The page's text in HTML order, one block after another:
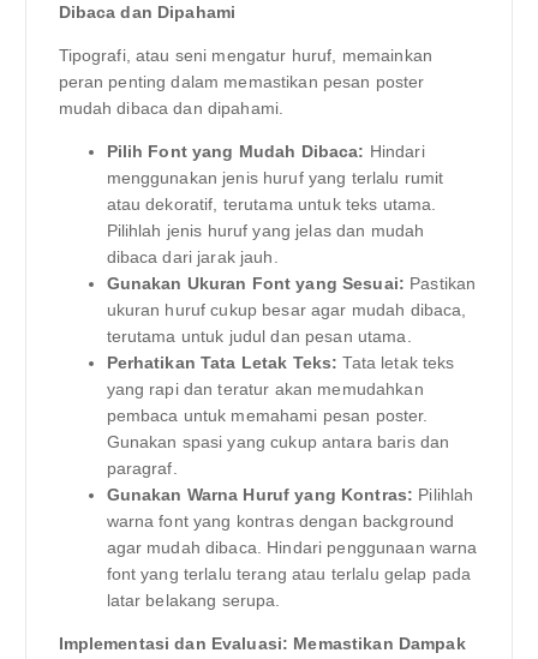
Dibaca dan Dipahami
Tipografi, atau seni mengatur huruf, memainkan
peran penting dalam memastikan pesan poster
mudah dibaca dan dipahami.
Pilih Font yang Mudah Dibaca: Hindari
menggunakan jenis huruf yang terlalu rumit
atau dekoratif, terutama untuk teks utama.
Pilihlah jenis huruf yang jelas dan mudah
dibaca dari jarak jauh.
Gunakan Ukuran Font yang Sesuai: Pastikan
ukuran huruf cukup besar agar mudah dibaca,
terutama untuk judul dan pesan utama.
Perhatikan Tata Letak Teks: Tata letak teks
yang rapi dan teratur akan memudahkan
pembaca untuk memahami pesan poster.
Gunakan spasi yang cukup antara baris dan
paragraf.
Gunakan Warna Huruf yang Kontras: Pilihlah
warna font yang kontras dengan background
agar mudah dibaca. Hindari penggunaan warna
font yang terlalu terang atau terlalu gelap pada
latar belakang serupa.
Implementasi dan Evaluasi: Memastikan Dampak